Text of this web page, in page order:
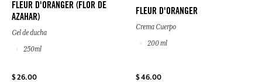
FLEUR D'ORANGER (FLOR DE
AZAHAR)
Gel de ducha
250ml
$ 26.00
FLEUR D'ORANGER
Crema Cuerpo
200 ml
$ 46.00